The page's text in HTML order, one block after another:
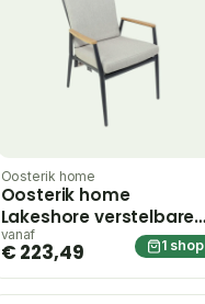
Oosterik home
Oosterik home
Lakeshore verstelbare
dining stoel midnight
grey sunny creme –
beige;grijs
vanaf
€ 223,49 1 shop